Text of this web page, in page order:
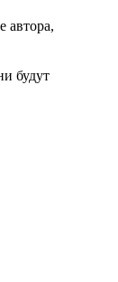
автора,
будут